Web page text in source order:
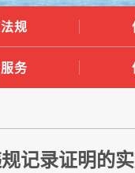
规
务
记录证明的